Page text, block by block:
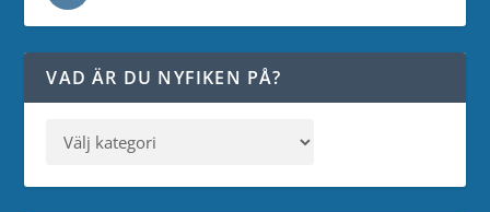
VAD ÄR DU NYFIKEN PÅ?